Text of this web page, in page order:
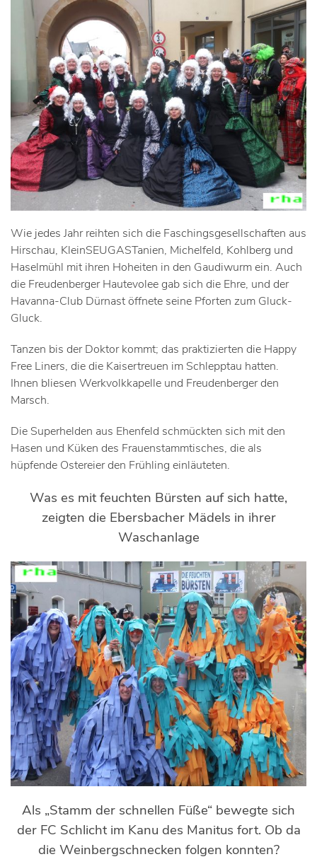
Wie jedes Jahr reihten sich die Faschingsgesellschaften aus
Hirschau, KleinSEUGASTanien, Michelfeld, Kohlberg und
Haselmühl mit ihren Hoheiten in den Gaudiwurm ein. Auch
die Freudenberger Hautevolee gab sich die Ehre, und der
Havanna-Club Dürnast öffnete seine Pforten zum Gluck-
Gluck.
Tanzen bis der Doktor kommt; das praktizierten die Happy
Free Liners, die die Kaisertreuen im Schlepptau hatten.
Ihnen bliesen Werkvolkkapelle und Freudenberger den
Marsch.
Die Superhelden aus Ehenfeld schmückten sich mit den
Hasen und Küken des Frauenstammtisches, die als
hüpfende Ostereier den Frühling einläuteten.
Was es mit feuchten Bürsten auf sich hatte,
zeigten die Ebersbacher Mädels in ihrer
Waschanlage
Als „Stamm der schnellen Füße“ bewegte sich
der FC Schlicht im Kanu des Manitus fort. Ob da
die Weinbergschnecken folgen konnten?